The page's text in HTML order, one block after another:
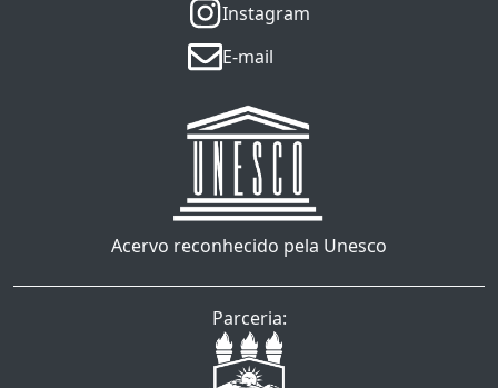
Instagram
E-mail
Acervo reconhecido pela Unesco
Parceria: